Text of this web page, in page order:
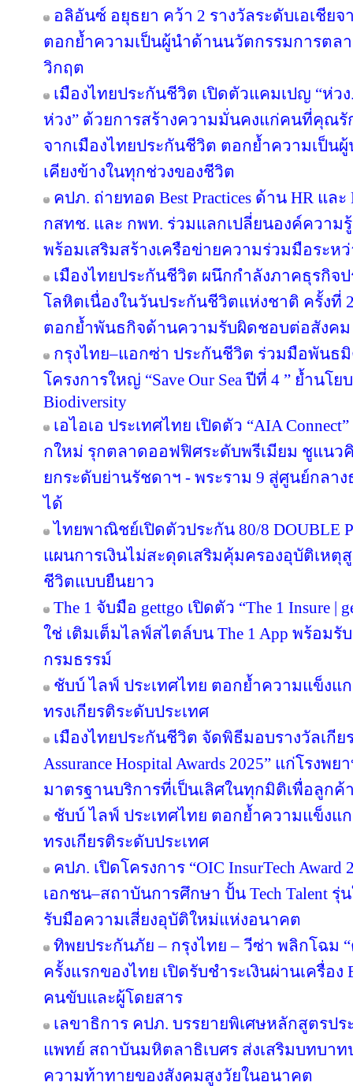
อลิอันซ์ อยุธยา คว้า 2 รางวัลระดับเอเชียจา
ตอกย้ำความเป็นผู้นำด้านนวัตกรรมการตล
วิกฤต
เมืองไทยประกันชีวิต เปิดตัวแคมเปญ “ห่ว
ห่วง” ด้วยการสร้างความมั่นคงแก่คนที่คุณรั
จากเมืองไทยประกันชีวิต ตอกย้ำความเป็น
เคียงข้างในทุกช่วงของชีวิต
คปภ. ถ่ายทอด Best Practices ด้าน HR แล
กสทช. และ กพท. ร่วมแลกเปลี่ยนองค์ความ
พร้อมเสริมสร้างเครือข่ายความร่วมมือระห
เมืองไทยประกันชีวิต ผนึกกำลังภาคธุรกิจ
โลหิตเนื่องในวันประกันชีวิตแห่งชาติ ครั้งที่
ตอกย้ำพันธกิจด้านความรับผิดชอบต่อสังคม
กรุงไทย–แอกซ่า ประกันชีวิต ร่วมมือพันธ
โครงการใหญ่ “Save Our Sea ปีที่ 4 ” ย้ำนโ
Biodiversity
เอไอเอ ประเทศไทย เปิดตัว “AIA
กใหม่ รุกตลาดออฟฟิศระดับพรีเมียม ชูแนวคิด
ยกระดับย่านรัชดาฯ - พระราม 9 สู่ศูนย์กลา
ได้
ไทยพาณิชย์เปิดตัวประกัน 80/8 DOUBLE
แผนการเงินไม่สะดุดเสริมคุ้มครองอุบัติเหตุ
ชีวิตแบบยืนยาว
The 1 จับมือ gettgo เปิดตัว “The 1 Insure
ใช่ เติมเต็มไลฟ์สไตล์บน The 1 App พร้อมรั
กรมธรรม์
ชับบ์ ไลฟ์ ประเทศไทย ตอกย้ำความแข็งแ
ทรงเกียรติระดับประเทศ
เมืองไทยประกันชีวิต จัดพิธีมอบรางวัลเกีย
Assurance Hospital Awards 2025” แก่โรง
มาตรฐานบริการที่เป็นเลิศในทุกมิติเพื่อลูก
ชับบ์ ไลฟ์ ประเทศไทย ตอกย้ำความแข็งแ
ทรงเกียรติระดับประเทศ
คปภ. เปิดโครงการ “OIC InsurTech
เอกชน–สถาบันการศึกษา ปั้น Tech Talent
รับมือความเสี่ยงอุบัติใหม่แห่งอนาคต
ทิพยประกันภัย – กรุงไทย – วีซ่า พลิกโฉม “
ครั้งแรกของไทย เปิดรับชำระเงินผ่านเครื่อ
คนขับและผู้โดยสาร
เลขาธิการ คปภ. บรรยายพิเศษหลักสูตรป
แพทย์ สถาบันมหิตลาธิเบศร ส่งเสริมบทบา
ความท้าทายของสังคมสูงวัยในอนาคต